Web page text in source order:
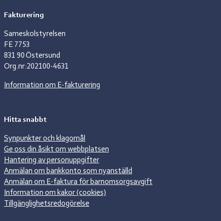
Fakturering
Sameskolstyrelsen
FE 7753
831 90 Östersund
Org.nr:202100-4631
Information om E-fakturering
Hitta snabbt
Synpunkter och klagomål
Ge oss din åsikt om webbplatsen
Hantering av personuppgifter
Anmälan om bankkonto som nyanställd
Anmälan om E-faktura för barnomsorgsavgift
Information om kakor (cookies)
Tillgänglighetsredogörelse